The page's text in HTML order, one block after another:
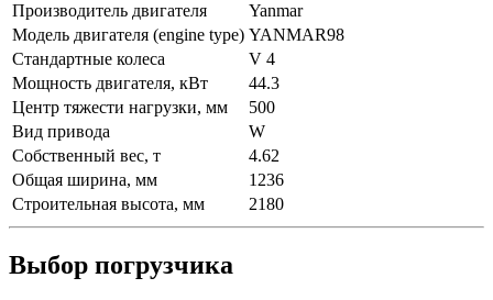
Производитель двигателя
Yanmar
Модель двигателя (engine type) YANMAR98
Стандартные колеса
V 4
Мощность двигателя, кВт
44.3
Центр тяжести нагрузки, мм
500
Вид привода
W
Собственный вес, т
4.62
Общая ширина, мм
1236
Строительная высота, мм
2180
Выбор погрузчика